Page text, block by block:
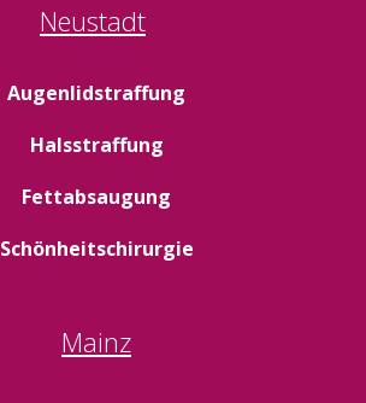
Neustadt
Augenlidstraffung
Halsstraffung
Fettabsaugung
Schönheitschirurgie
Mainz